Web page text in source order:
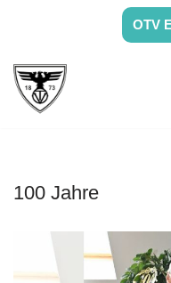
Inhalt
springen
OTV
100 Jahre